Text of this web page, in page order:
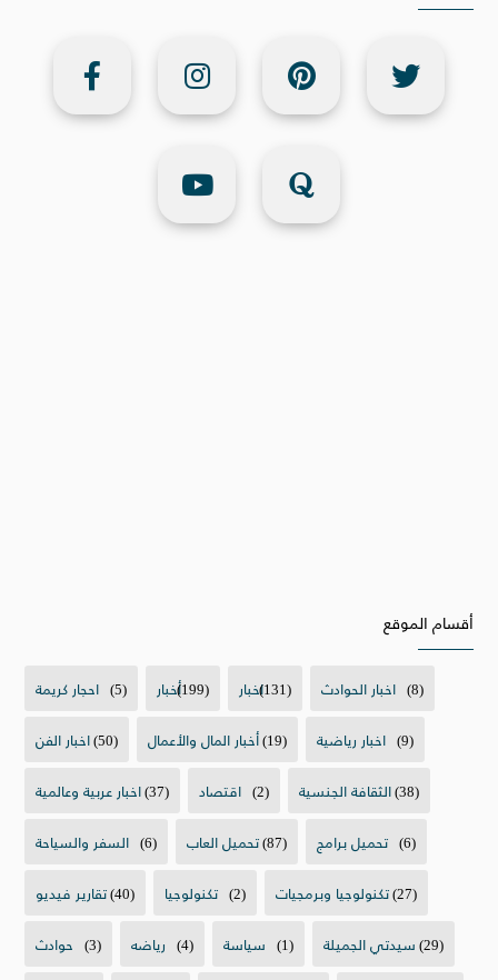
أقسام الموقع
احجار كريمة (5) أخبار(199) اخبار(131) اخبار الحوادث (8)
اخبار الفن(50) أخبار المال والأعمال(19) اخبار رياضية (9)
اخبار عربية وعالمية(37) اقتصاد (2) الثقافة الجنسية(38)
السفر والسياحة (6) تحميل العاب(87) تحميل برامج (6)
تقارير فيديو(40) تكنولوجيا (2) تكنولوجيا وبرمجيات(27)
حوادث (3) رياضه (4) سياسة (1) سيدتي الجميلة(29)